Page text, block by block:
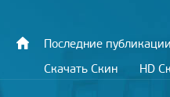
Последние публикации
Скачать Скин
HD